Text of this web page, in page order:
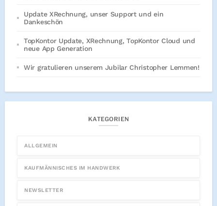
Update XRechnung, unser Support und ein
Dankeschön
TopKontor Update, XRechnung, TopKontor Cloud und
neue App Generation
Wir gratulieren unserem Jubilar Christopher Lemmen!
KATEGORIEN
ALLGEMEIN
KAUFMÄNNISCHES IM HANDWERK
NEWSLETTER